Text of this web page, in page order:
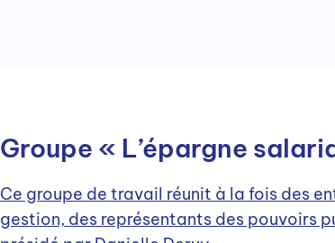
Groupe « L’épargne
Ce groupe de travail réunit à la fois des
gestion, des représentants des pouvoirs